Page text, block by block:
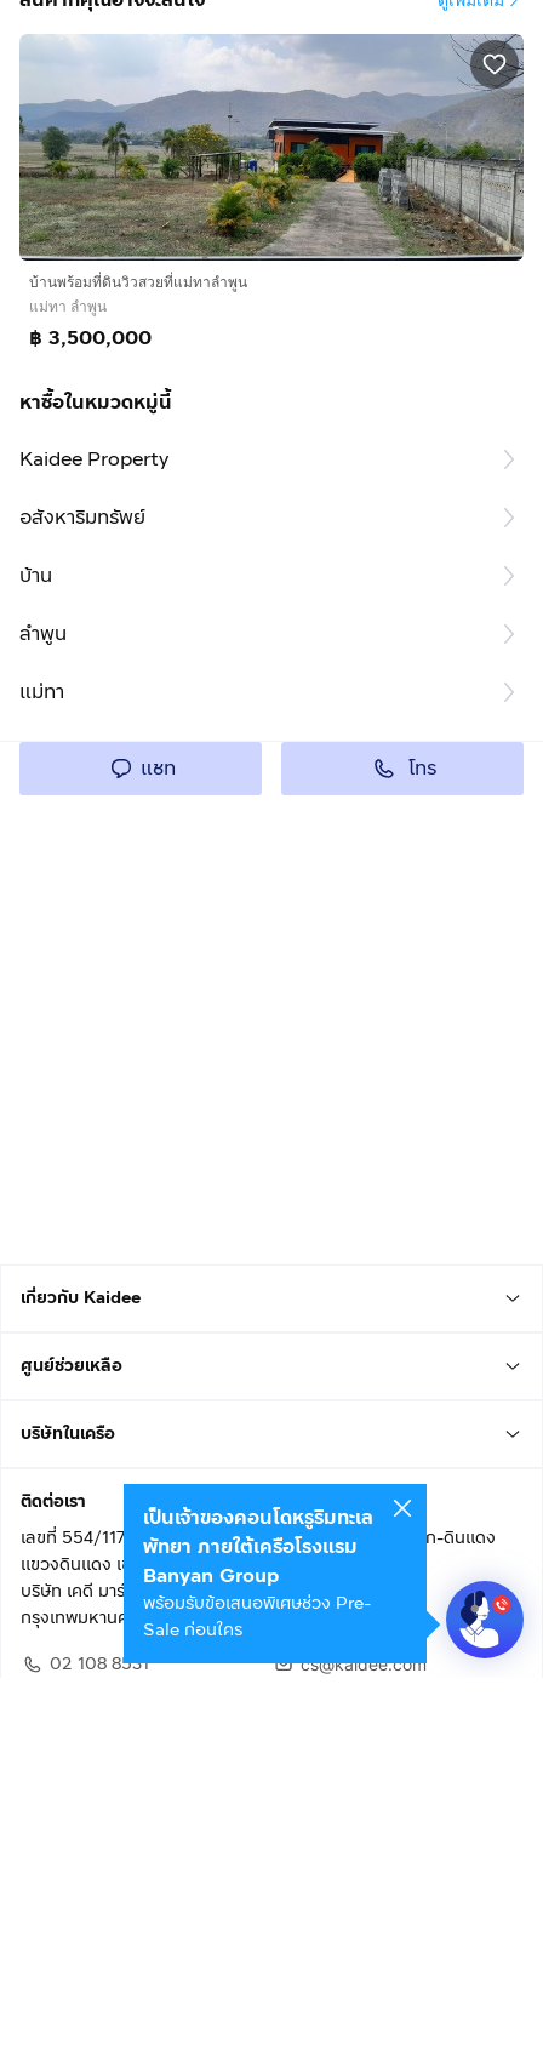
บ้านพร้อมที่ดินวิวสวยที่แม่ทาลำพูน
แม่ทา ลำพูน
฿ 3,500,000
หาซื้อในหมวดหมู่นี้
Kaidee Property
อสังหาริมทรัพย์
บ้าน
ลำพูน
แม่ทา
แชท โทร
เกี่ยวกับ Kaidee
ศูนย์ช่วยเหลือ
บริษัทในเครือ
ติดต่อเรา
เลขที่ 554/117 อาคารสกายไนน์ เซ็นเตอร์ ชั้น 22 ถนนอโศก-ดินแดง
แขวงดินแดง เขตดินแดง
บริษัท เคดี มาร์เก็ตเพลส จำกัด (สำนักงานใหญ่)
กรุงเทพมหานคร 10400
02 108 8531
cs@kaidee.com
เป็นเจ้าของคอนโดหรูริมทะเล
พัทยา ภายใต้เครือโรงแรม
Banyan Group
พร้อมรับข้อเสนอพิเศษช่วง Pre-
Sale ก่อนใคร